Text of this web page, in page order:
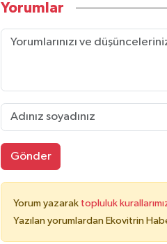
Yorumlar
Gönder
Yorum yazarak topluluk
Yazılan yorumlardan Ekovitrin